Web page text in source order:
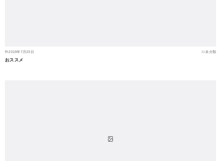
2019年7月23日 未分類
おススメ